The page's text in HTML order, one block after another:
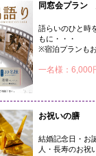
同窓会プラン
語らいのひと時
もに・・・
※宿泊プランも
一名様：6,000
お祝いの膳
結婚記念日・お
人・長寿のお祝